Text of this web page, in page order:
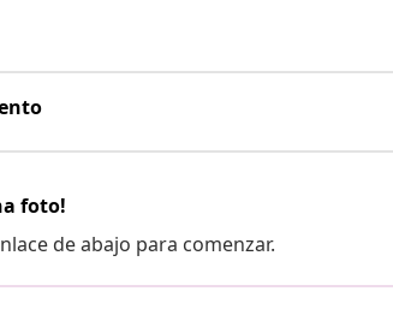
foto!
de abajo para comenzar.